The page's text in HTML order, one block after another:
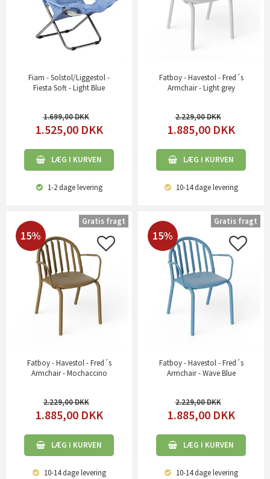
Fiam - Solstol/Liggestol -
Fiesta Soft - Light Blue
1.699,00
1.525,00 DKK
LÆG I KURVEN
1-2 dagelevering
Fatboy - Havestol - Fred´s
Armchair - Light grey
2.229,00
1.885,00 DKK
LÆG I KURVEN
10-14 dagelevering
15%
Fatboy - Havestol - Fred´s
Armchair - Mochaccino
2.229,00
1.885,00 DKK
LÆG I KURVEN
10-14 dagelevering
Gratis fragt
15%
Fatboy - Havestol - Fred´s
Armchair - Wave Blue
2.229,00
1.885,00 DKK
LÆG I KURVEN
10-14 dagelevering
Gratis fragt